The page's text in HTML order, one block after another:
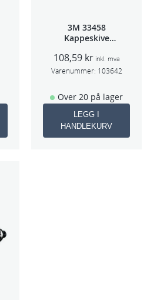
3M 33458
Kappeskive
5stk/pk pris/stk
108,59 kr inkl. mva
Varenummer: 103642
Over 20 på lager
LEGG I
HANDLEKURV